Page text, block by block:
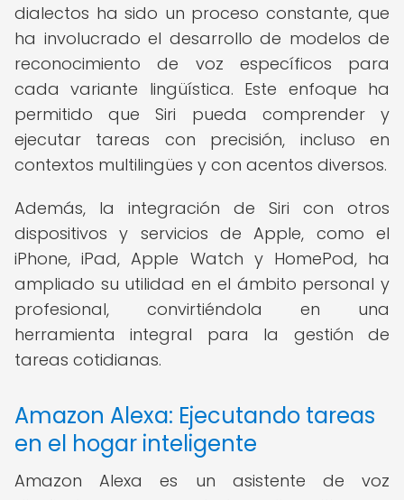
dialectos ha sido un proceso constante, que
ha involucrado el desarrollo de modelos de
reconocimiento de voz específicos para
cada variante lingüística. Este enfoque ha
permitido que Siri pueda comprender y
ejecutar tareas con precisión, incluso en
contextos multilingües y con acentos diversos.
Además, la integración de Siri con otros
dispositivos y servicios de Apple, como el
iPhone, iPad, Apple Watch y HomePod, ha
ampliado su utilidad en el ámbito personal y
profesional, convirtiéndola en una
herramienta integral para la gestión de
tareas cotidianas.
Amazon Alexa: Ejecutando tareas
en el hogar inteligente
Amazon Alexa es un asistente de voz